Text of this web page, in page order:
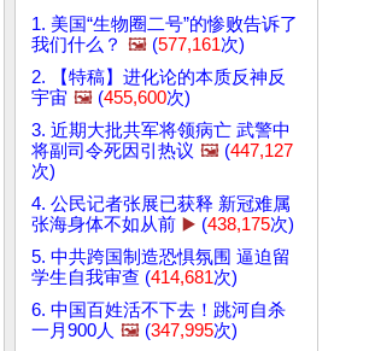
1. 美国“生物圈二号”的惨败告诉了
我们什么？ 🖼️ (577,161次)
2. 【特稿】进化论的本质反神反
宇宙 🖼️ (455,600次)
3. 近期大批共军将领病亡 武警中
将副司令死因引热议 🖼️ (447,127
次)
4. 公民记者张展已获释 新冠难属
张海身体不如从前 ▶️ (438,175次)
5. 中共跨国制造恐惧氛围 逼迫留
学生自我审查 (414,681次)
6. 中国百姓活不下去！跳河自杀
一月900人 🖼️ (347,995次)